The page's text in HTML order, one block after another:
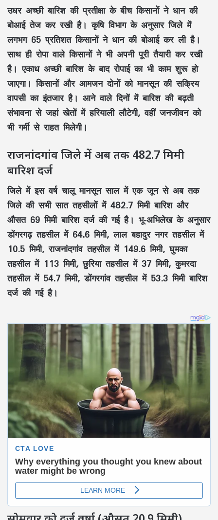
उधर अच्छी बारिश की प्रतीक्षा के बीच किसानों ने धान की
बोआई तेज कर रखी है। कृषि विभाग के अनुसार जिले में
लगभग 65 प्रतिशत किसानों ने धान की बोआई कर ली है।
साथ ही रोपा वाले किसानों ने भी अपनी पूरी तैयारी कर रखी
है। एकाध अच्छी बारिश के बाद रोपाई का भी काम शुरू हो
जाएगा। किसानों और आमजन दोनों को मानसून की सक्रिय
वापसी का इंतजार है। आने वाले दिनों में बारिश की बढ़ती
संभावना से जहां खेतों में हरियाली लौटेगी, वहीं जनजीवन को
भी गर्मी से राहत मिलेगी।
राजनांदगांव जिले में अब तक 482.7 मिमी
बारिश दर्ज
जिले में इस वर्ष चालू मानसून साल में एक जून से अब तक
जिले की सभी सात तहसीलों में 482.7 मिमी बारिश और
औसत 69 मिमी बारिश दर्ज की गई है। भू-अभिलेख के अनुसार
डोंगरगढ़ तहसील में 64.6 मिमी, लाल बहादुर नगर तहसील में
10.5 मिमी, राजनांदगांव तहसील में 149.6 मिमी, घुमका
तहसील में 113 मिमी, छुरिया तहसील में 37 मिमी, कुमरदा
तहसील में 54.7 मिमी, डोंगरगांव तहसील में 53.3 मिमी बारिश
दर्ज की गई है।